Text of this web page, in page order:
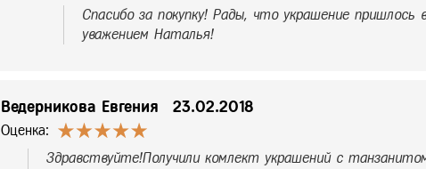
Спасибо за покупку! Рады, что украшение
уважением Наталья!
Ведерникова Евгения 23.02.2018
Оценка:
Здравствуйте!Получили комлект украшений с